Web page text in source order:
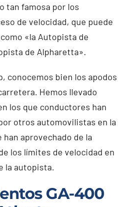
tan famosa por los
de velocidad, que puede
«la Autopista de
de Alpharetta».
conocemos bien los apodos
Hemos llevado
los que conductores han
otros automovilistas en la
han aprovechado de la
los límites de velocidad en
la autopista.
GA-400